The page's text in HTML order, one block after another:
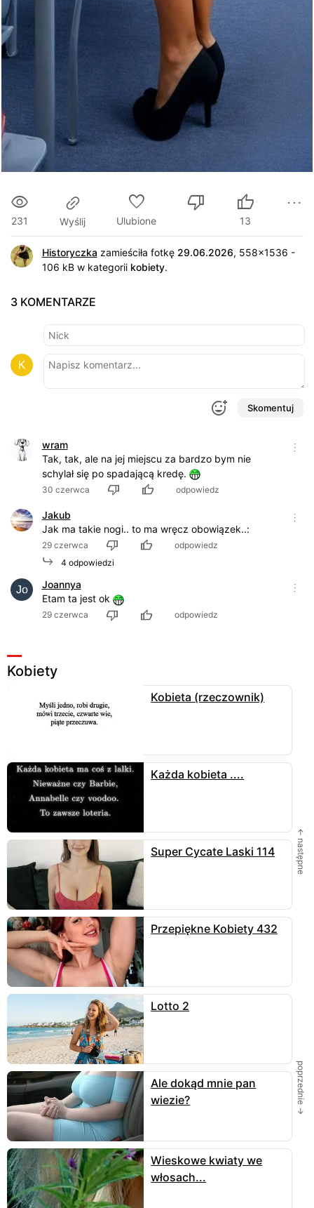
231 Wyślij Ulubione 13
Historyczka zamieściła fotkę 29.06.2026, 558x1536 -
106 kB w kategorii kobiety.
3 KOMENTARZE
Skomentuj
wram
Tak, tak, ale na jej miejscu za bardzo bym nie
schylał się po spadającą kredę.
30 czerwca odpowiedz
Jakub
Jak ma takie nogi.. to ma wręcz obowiązek..:
29 czerwca
odpowiedz
4 odpowiedzi
Joannya
Etam ta jest ok
29 czerwca odpowiedz
Kobiety
Kobieta (rzeczownik)
Każda kobieta ....
Super Cycate Laski 114
Przepiękne Kobiety 432
Lotto 2
Ale dokąd mnie pan
wiezie?
Wieskowe kwiaty we
włosach...
← następne
poprzednie →